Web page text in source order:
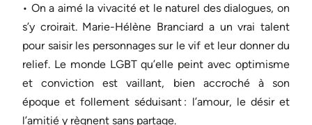
• On a aimé la vivacité et le naturel des dialogues, on
s’y croirait. Marie-Hélène Branciard a un vrai talent
pour saisir les personnages sur le vif et leur donner du
relief. Le monde LGBT qu’elle peint avec optimisme
et conviction est vaillant, bien accroché à son
époque et follement séduisant : l’amour, le désir et
l’amitié y règnent sans partage.